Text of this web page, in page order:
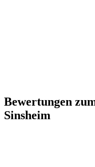
Bewertungen
Sinsheim